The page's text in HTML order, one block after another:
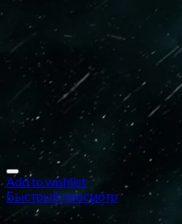
Add to wishlist
Быстрый просмотр